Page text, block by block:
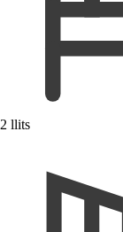
2 llits